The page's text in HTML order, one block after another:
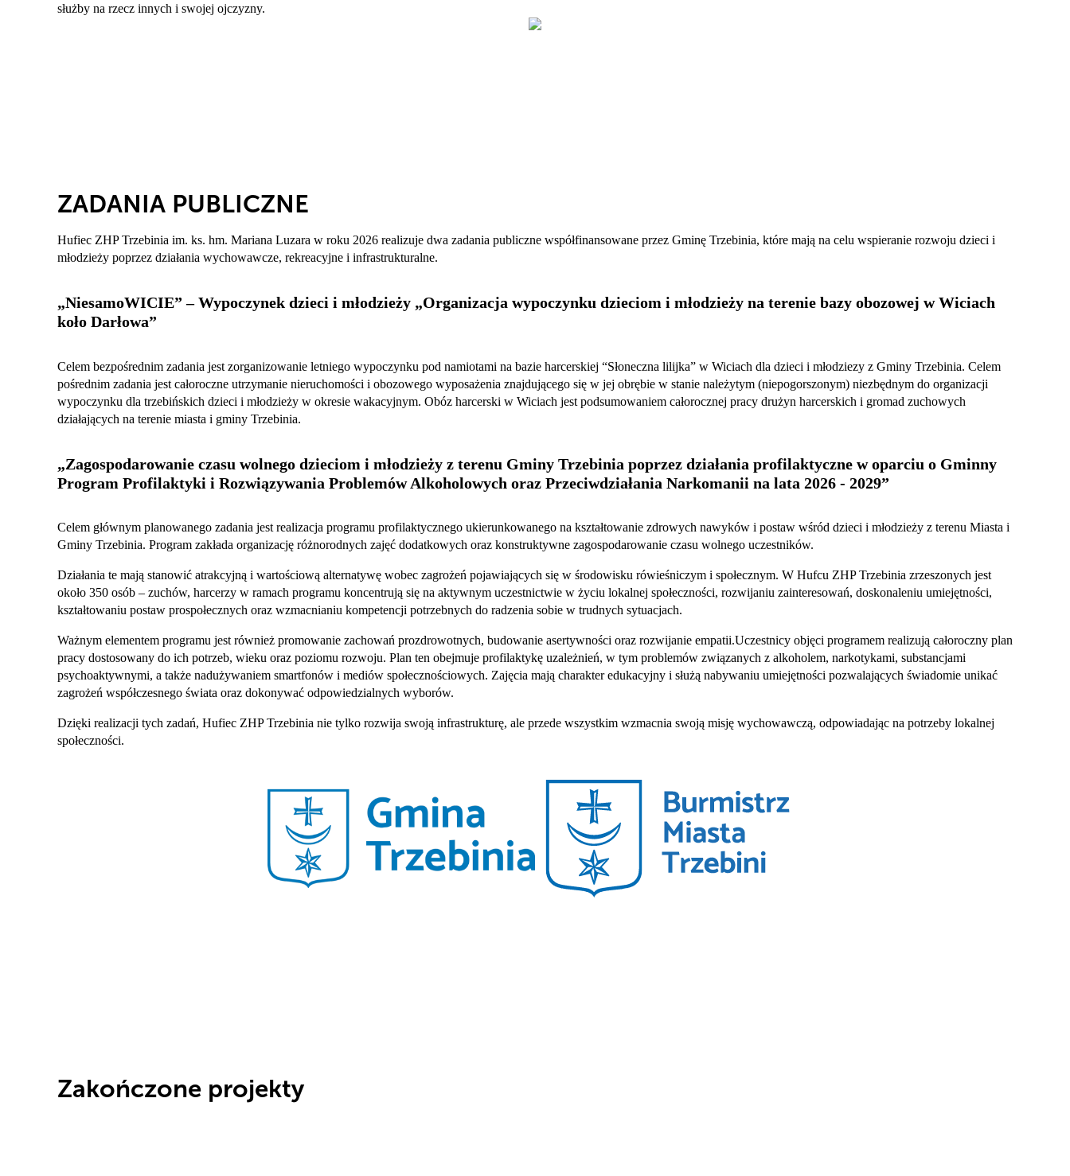
służby na rzecz innych i swojej ojczyzny.
ZADANIA PUBLICZNE
Hufiec ZHP Trzebinia im. ks. hm. Mariana Luzara w roku 2026 realizuje dwa zadania publiczne współfinansowane przez Gminę Trzebinia, które mają na celu wspieranie rozwoju dzieci i
młodzieży poprzez działania wychowawcze, rekreacyjne i infrastrukturalne.
„NiesamoWICIE” –Wypoczynek dzieci i młodzieży „Organizacja wypoczynku dzieciom i młodzieży na terenie bazy obozowej w Wiciach
koło Darłowa”
Celem bezpośrednim zadania jest zorganizowanie letniego wypoczynku pod namiotami na bazie harcerskiej “Słoneczna lilijka” w Wiciach dla dzieci i młodziezy z Gminy Trzebinia. Celem
pośrednim zadania jest całoroczne utrzymanie nieruchomości i obozowego wyposażenia znajdującego się w jej obrębie w stanie należytym (niepogorszonym) niezbędnym do organizacji
wypoczynku dla trzebińskich dzieci i młodzieży w okresie wakacyjnym. Obóz harcerski w Wiciach jest podsumowaniem całorocznej pracy drużyn harcerskich i gromad zuchowych
działających na terenie miasta i gminy Trzebinia.
„Zagospodarowanie czasu wolnego dzieciom i młodzieży z terenu Gminy Trzebinia poprzez działania profilaktyczne w oparciu o Gminny
Program Profilaktyki i Rozwiązywania Problemów Alkoholowych oraz Przeciwdziałania Narkomanii na lata 2026 - 2029”
Celem głównym planowanego zadania jest realizacja programu profilaktycznego ukierunkowanego na kształtowanie zdrowych nawyków i postaw wśród dzieci i młodzieży z terenu Miasta i
Gminy Trzebinia. Program zakłada organizację różnorodnych zajęć dodatkowych oraz konstruktywne zagospodarowanie czasu wolnego uczestników.
Działania te mają stanowić atrakcyjną i wartościową alternatywę wobec zagrożeń pojawiających się w środowisku rówieśniczym i społecznym. W Hufcu ZHP Trzebinia zrzeszonych jest
około 350 osób – zuchów, harcerzy w ramach programu koncentrują się na aktywnym uczestnictwie w życiu lokalnej społeczności, rozwijaniu zainteresowań, doskonaleniu umiejętności,
kształtowaniu postaw prospołecznych oraz wzmacnianiu kompetencji potrzebnych do radzenia sobie w trudnych sytuacjach.
Ważnym elementem programu jest również promowanie zachowań prozdrowotnych, budowanie asertywności oraz rozwijanie empatii.Uczestnicy objęci programem realizują całoroczny plan
pracy dostosowany do ich potrzeb, wieku oraz poziomu rozwoju. Plan ten obejmuje profilaktykę uzależnień, w tym problemów związanych z alkoholem, narkotykami, substancjami
psychoaktywnymi, a także nadużywaniem smartfonów i mediów społecznościowych. Zajęcia mają charakter edukacyjny i służą nabywaniu umiejętności pozwalających świadomie unikać
zagrożeń współczesnego świata oraz dokonywać odpowiedzialnych wyborów.
Dzięki realizacji tych zadań, Hufiec ZHP Trzebinia nie tylko rozwija swoją infrastrukturę, ale przede wszystkim wzmacnia swoją misję wychowawczą, odpowiadając na potrzeby lokalnej
społeczności.
Zakończone projekty